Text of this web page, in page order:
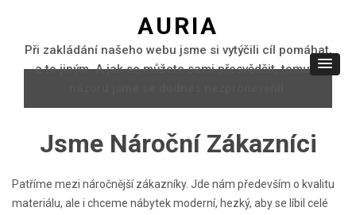
AURIA
Při zakládání našeho webu jsme si vytýčili cíl pomáhat,
a to jiným. A jak se můžete sami přesvědčit, tomuto
Jsme Nároční Zákazníci
Patříme mezi náročnější zákazníky. Jde nám především o kvalitu
materiálu, ale i chceme nábytek moderní, hezký, aby se líbil celé